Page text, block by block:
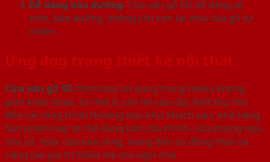
Dễ dàng bảo dưỡng: Cửa vân gỗ 5D dễ dàng vệ
sinh, bảo dưỡng, không cần sơn lại như cửa gỗ tự
nhiên.
Ứng dụng trong thiết kế nội thất
Cửa vân gỗ 5Dthích hợp sử dụng trong nhiều không
gian khác nhau, từ nhà ở, căn hộ cao cấp, biệt thự cho
đến các công trình thương mại như khách sạn, nhà hàng.
Sản phẩm này có thể dùng làm cửa chính, cửa phòng ngủ,
cửa sổ, hoặc cửa ban công, mang đến sự đồng nhất và
nâng cao giá trị thẩm mỹ cho ngôi nhà.